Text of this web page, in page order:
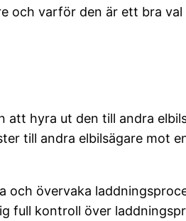
och varför den är ett bra val
hyra ut den till andra
till andra elbilsägare mot
övervaka
full kontroll över